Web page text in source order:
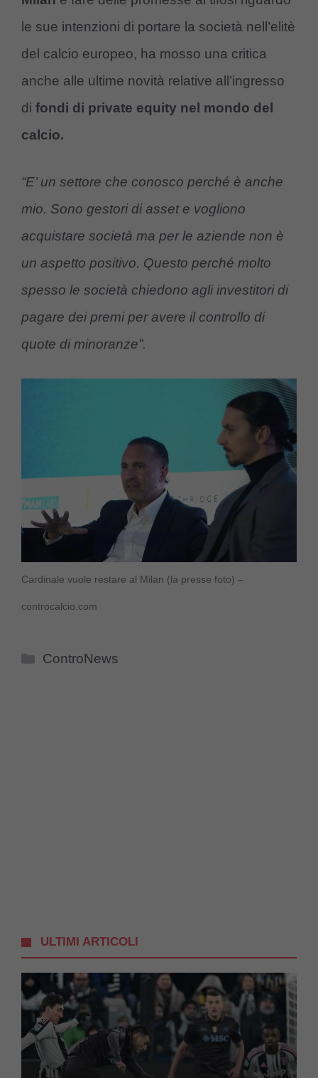
le sue intenzioni di portare la società nell’elitè
del calcio europeo, ha mosso una critica
anche alle ultime novità relative all’ingresso
di fondi di private equity nel mondo del
calcio.
“E’ un settore che conosco perché è anche
mio. Sono gestori di asset e vogliono
acquistare società ma per le aziende non è
un aspetto positivo. Questo perché molto
spesso le società chiedono agli investitori di
pagare dei premi per avere il controllo di
quote di minoranze”.
Cardinale vuole restare al Milan (la presse foto) –
controcalcio.com
Categorie
ControNews
ULTIMI ARTICOLI